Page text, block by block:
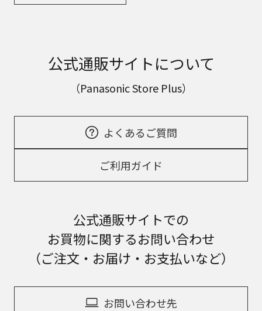
公式通販サイトについて
（Panasonic Store Plus）
よくあるご質問
ご利用ガイド
公式通販サイトでの
お買物に関するお問い合わせ
（ご注文・お届け・お支払いなど）
お問い合わせ先